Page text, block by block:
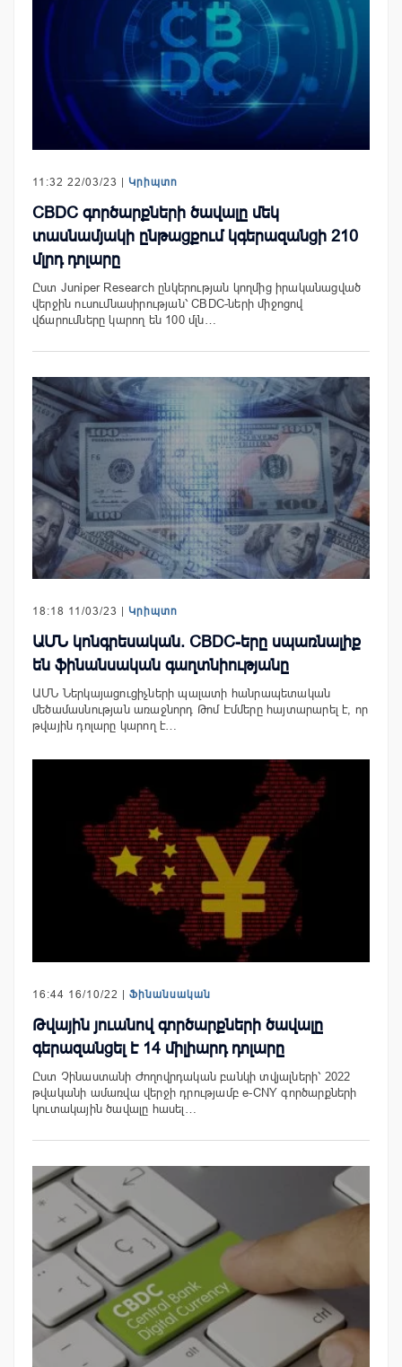
11:32 22/03/23 | Կրիպտո
CBDC գործարքների ծավալը մեկ
տասնամյակի ընթացքում կգերազանցի 210
մլրդ դոլարը
Ըստ Juniper Research ընկերության կողմից իրականացված
վերջին ուսումնասիրության՝ CBDC-ների միջոցով
վճարումները կարող են 100 մլն…
18:18 11/03/23 | Կրիպտո
ԱՄՆ կոնգրեսական. CBDC-երը սպառնալիք
են ֆինանսական գաղտնիությանը
ԱՄՆ Ներկայացուցիչների պալատի հանրապետական ​​
մեծամասնության առաջնորդ Թոմ Էմմերը հայտարարել է, որ
թվային դոլարը կարող է…
16:44 16/10/22 | Ֆինանսական
Թվային յուանով գործարքների ծավալը
գերազանցել է 14 միլիարդ դոլարը
Ըստ Չինաստանի Ժողովրդական բանկի տվյալների՝ 2022
թվականի ամառվա վերջի դրությամբ e-CNY գործարքների
կուտակային ծավալը հասել…